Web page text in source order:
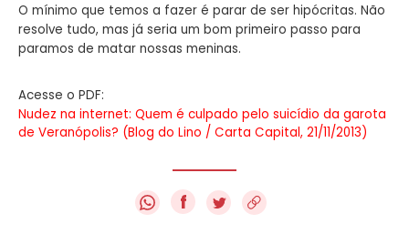
O mínimo que temos a fazer é parar de ser hipócritas. Não
resolve tudo, mas já seria um bom primeiro passo para
paramos de matar nossas meninas.
Acesse o PDF:
Nudez na internet: Quem é culpado pelo suicídio da garota
de Veranópolis? (Blog do Lino / Carta Capital, 21/11/2013)
f